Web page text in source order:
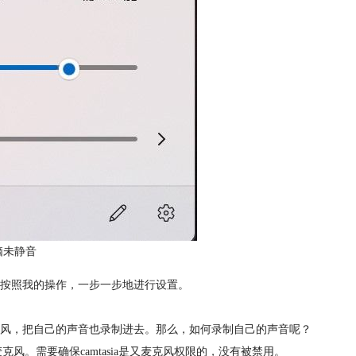
未静音
照我的操作，一步一步地进行设置。
，把自己的声音也录制进去。那么，如何录制自己的声音呢？
。需要确保camtasia是又麦克风权限的，没有被禁用。